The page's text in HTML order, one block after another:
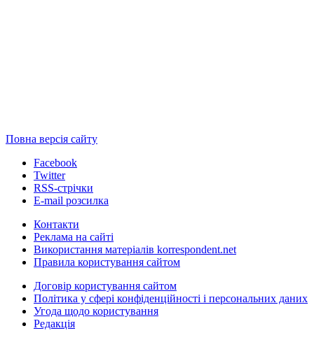
Повна версія сайту
Facebook
Twitter
RSS-стрічки
E-mail розсилка
Контакти
Реклама на сайті
Використання матеріалів korrespondent.net
Правила користування сайтом
Договір користування сайтом
Політика у сфері конфіденційності і персональних даних
Угода щодо користування
Редакція